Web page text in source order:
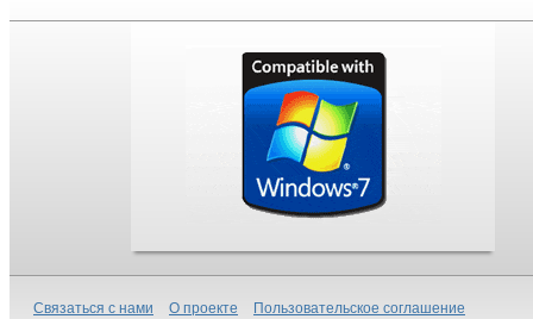
Связаться с нами О проекте Пользовательское соглашение